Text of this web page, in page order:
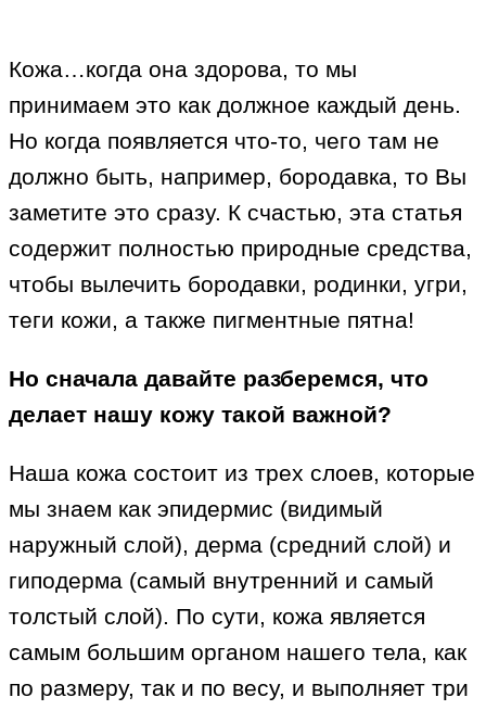
Кожа…когда она здорова, то мы
принимаем это как должное каждый день.
Но когда появляется что-то, чего там не
должно быть, например, бородавка, то Вы
заметите это сразу. К счастью, эта статья
содержит полностью природные средства,
чтобы вылечить бородавки, родинки, угри,
теги кожи, а также пигментные пятна!
Но сначала давайте разберемся, что
делает нашу кожу такой важной?
Наша кожа состоит из трех слоев, которые
мы знаем как эпидермис (видимый
наружный слой), дерма (средний слой) и
гиподерма (самый внутренний и самый
толстый слой). По сути, кожа является
самым большим органом нашего тела, как
по размеру, так и по весу, и выполняет три